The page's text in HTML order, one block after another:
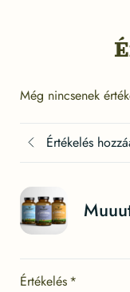
Még nincsenek
Értékelés
Értékelés*